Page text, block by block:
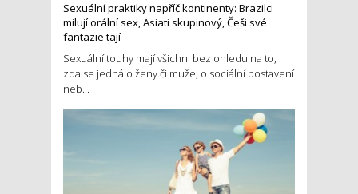
Sexuální praktiky napříč kontinenty: Brazilci
milují orální sex, Asiati skupinový, Češi své
fantazie tají
Sexuální touhy mají všichni bez ohledu na to,
zda se jedná o ženy či muže, o sociální postavení
neb...